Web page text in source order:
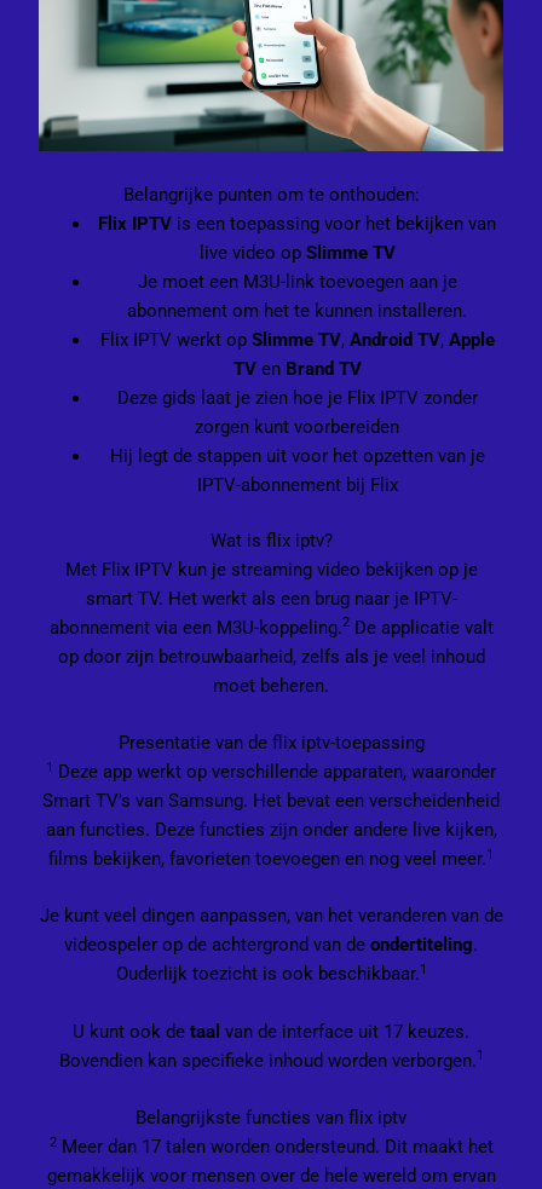
Belangrijke punten om te onthouden:
Flix IPTV is een toepassing voor het bekijken van
live video op Slimme TV
Je moet een M3U-link toevoegen aan je
abonnement om het te kunnen installeren.
Flix IPTV werkt op Slimme TV, Android TV, Apple
TVen Brand TV
Deze gids laat je zien hoe je Flix IPTV zonder
zorgen kunt voorbereiden
Hij legt de stappen uit voor het opzetten van je
IPTV-abonnement bij Flix
Wat is flix iptv?
Met Flix IPTV kun je streaming video bekijken op je
smart TV. Het werkt als een brug naar je IPTV-
abonnement via een M3U-koppeling.2De applicatie valt
op door zijn betrouwbaarheid, zelfs als je veel inhoud
moet beheren.
Presentatie van de flix iptv-toepassing
1 Deze app werkt op verschillende apparaten, waaronder
Smart TV's van Samsung. Het bevat een verscheidenheid
aan functies. Deze functies zijn onder andere live kijken,
films bekijken, favorieten toevoegen en nog veel meer.1
Je kunt veel dingen aanpassen, van het veranderen van de
videospeler op de achtergrond van de ondertiteling.
Ouderlijk toezicht is ook beschikbaar.1
U kunt ook de taal van de interface uit 17 keuzes.
Bovendien kan specifieke inhoud worden verborgen.1
Belangrijkste functies van flix iptv
2Meer dan 17 talen worden ondersteund. Dit maakt het
gemakkelijk voor mensen over de hele wereld om ervan